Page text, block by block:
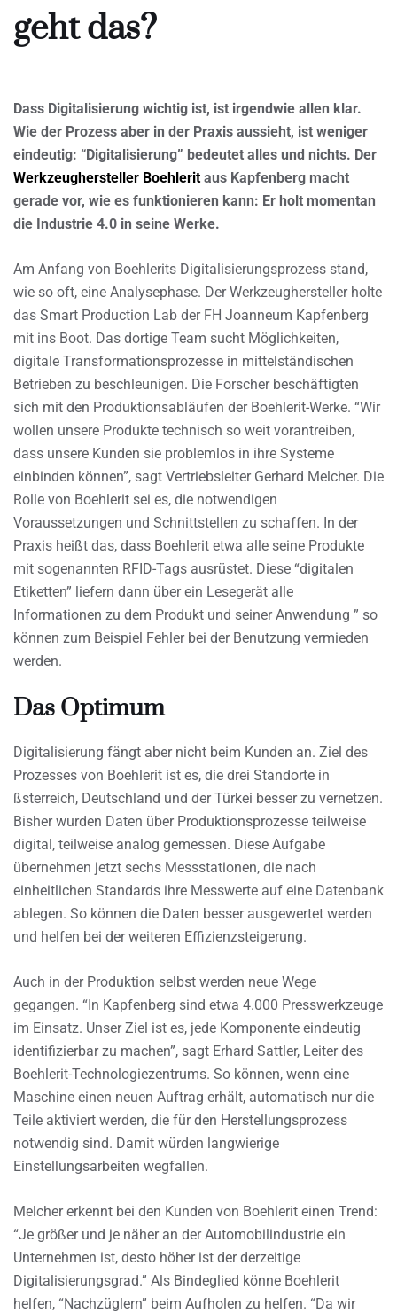
geht das?
Dass Digitalisierung wichtig ist, ist irgendwie allen klar.
Wie der Prozess aber in der Praxis aussieht, ist weniger
eindeutig: “Digitalisierung” bedeutet alles und nichts. Der
Werkzeughersteller Boehlerit aus Kapfenberg macht
gerade vor, wie es funktionieren kann: Er holt momentan
die Industrie 4.0 in seine Werke.
Am Anfang von Boehlerits Digitalisierungsprozess stand,
wie so oft, eine Analysephase. Der Werkzeughersteller holte
das Smart Production Lab der FH Joanneum Kapfenberg
mit ins Boot. Das dortige Team sucht Möglichkeiten,
digitale Transformationsprozesse in mittelständischen
Betrieben zu beschleunigen. Die Forscher beschäftigten
sich mit den Produktionsabläufen der Boehlerit-Werke. “Wir
wollen unsere Produkte technisch so weit vorantreiben,
dass unsere Kunden sie problemlos in ihre Systeme
einbinden können”, sagt Vertriebsleiter Gerhard Melcher. Die
Rolle von Boehlerit sei es, die notwendigen
Voraussetzungen und Schnittstellen zu schaffen. In der
Praxis heißt das, dass Boehlerit etwa alle seine Produkte
mit sogenannten RFID-Tags ausrüstet. Diese “digitalen
Etiketten” liefern dann über ein Lesegerät alle
Informationen zu dem Produkt und seiner Anwendung ” so
können zum Beispiel Fehler bei der Benutzung vermieden
werden.
Das Optimum
Digitalisierung fängt aber nicht beim Kunden an. Ziel des
Prozesses von Boehlerit ist es, die drei Standorte in
ßsterreich, Deutschland und der Türkei besser zu vernetzen.
Bisher wurden Daten über Produktionsprozesse teilweise
digital, teilweise analog gemessen. Diese Aufgabe
übernehmen jetzt sechs Messstationen, die nach
einheitlichen Standards ihre Messwerte auf eine Datenbank
ablegen. So können die Daten besser ausgewertet werden
und helfen bei der weiteren Effizienzsteigerung.
Auch in der Produktion selbst werden neue Wege
gegangen. “In Kapfenberg sind etwa 4.000 Presswerkzeuge
im Einsatz. Unser Ziel ist es, jede Komponente eindeutig
identifizierbar zu machen”, sagt Erhard Sattler, Leiter des
Boehlerit-Technologiezentrums. So können, wenn eine
Maschine einen neuen Auftrag erhält, automatisch nur die
Teile aktiviert werden, die für den Herstellungsprozess
notwendig sind. Damit würden langwierige
Einstellungsarbeiten wegfallen.
Melcher erkennt bei den Kunden von Boehlerit einen Trend:
“Je größer und je näher an der Automobilindustrie ein
Unternehmen ist, desto höher ist der derzeitige
Digitalisierungsgrad.” Als Bindeglied könne Boehlerit
helfen, “Nachzüglern” beim Aufholen zu helfen. “Da wir